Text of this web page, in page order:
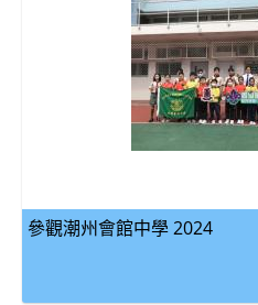
參觀潮州會館中學 2024